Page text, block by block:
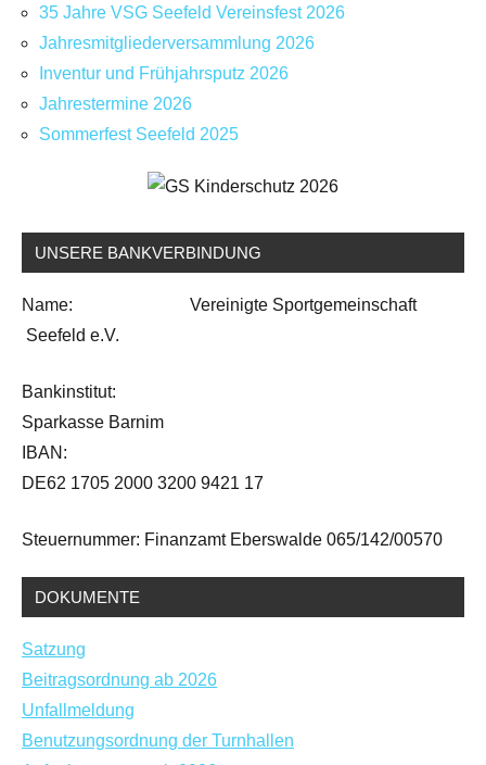
Seefeld
35 Jahre VSG Seefeld Vereinsfest 2026
Jahresmitgliederversammlung 2026
Inventur und Frühjahrsputz 2026
Jahrestermine 2026
Sommerfest Seefeld 2025
UNSERE BANKVERBINDUNG
Name: Vereinigte Sportgemeinschaft
Seefeld e.V.
Bankinstitut:
Sparkasse Barnim
IBAN:
DE62 1705 2000 3200 9421 17
Steuernummer: Finanzamt Eberswalde 065/142/00570
DOKUMENTE
Satzung
Beitragsordnung ab 2026
Unfallmeldung
Benutzungsordnung der Turnhallen